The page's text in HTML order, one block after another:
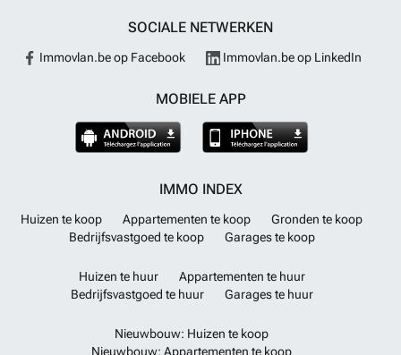
SOCIALE NETWERKEN
Immovlan.be op Facebook Immovlan.be op LinkedIn
MOBIELE APP
IMMO INDEX
Huizen te koop Appartementen te koop
Gronden te koop
Bedrijfsvastgoed te koop
Garages te koop
Huizen te huur
Appartementen te huur
Bedrijfsvastgoed te huur
Garages te huur
Nieuwbouw: Huizen te koop
Nieuwbouw: Appartementen te koop